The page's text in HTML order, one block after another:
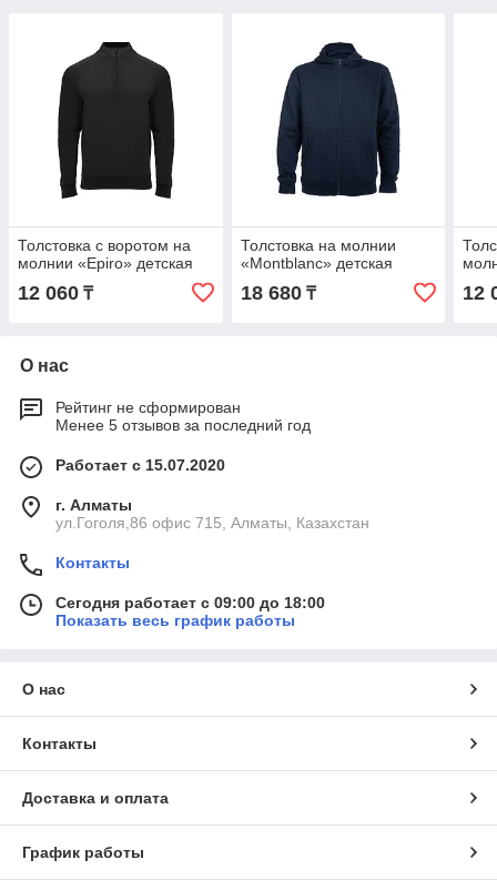
Толстовка с воротом на
молнии «Epiro» детская
12 060 ₸
Толстовка на молнии
«Montblanc» детская
18 680₸ 12
О нас
Рейтинг не сформирован
Менее 5 отзывов за последний год
Работает с 15.07.2020
г. Алматы
ул.Гоголя,86 офис 715, Алматы, Казахстан
Контакты
Сегодня работает с 09:00 до 18:00
Показать весь график работы
О нас
Контакты
Доставка и оплата
График работы